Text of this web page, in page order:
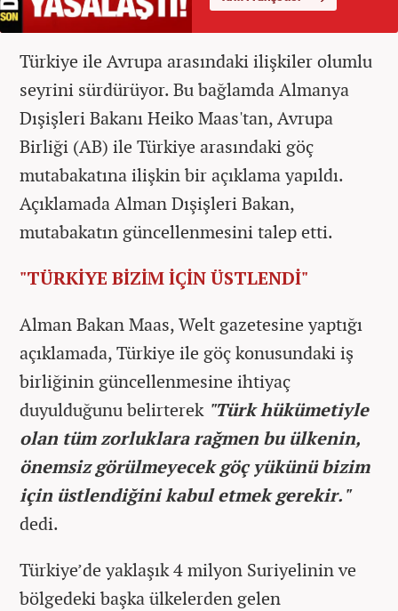
Türkiye ile Avrupa arasındaki ilişkiler olumlu
seyrini sürdürüyor. Bu bağlamda Almanya
Dışişleri Bakanı Heiko Maas'tan, Avrupa
Birliği (AB) ile Türkiye arasındaki göç
mutabakatına ilişkin bir açıklama yapıldı.
Açıklamada Alman Dışişleri Bakan,
mutabakatın güncellenmesini talep etti.
"TÜRKİYE BİZİM İÇİN ÜSTLENDİ"
Alman Bakan Maas, Welt gazetesine yaptığı
açıklamada, Türkiye ile göç konusundaki iş
birliğinin güncellenmesine ihtiyaç
duyulduğunu belirterek "Türk hükümetiyle
olan tüm zorluklara rağmen bu ülkenin,
önemsiz görülmeyecek göç yükünü bizim
için üstlendiğini kabul etmek gerekir."
dedi.
Türkiye’de yaklaşık 4 milyon Suriyelinin ve
bölgedeki başka ülkelerden gelen